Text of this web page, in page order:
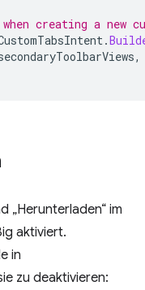
creating a new
.
,
„Herunterladen“ im
aktiviert.
in
zu deaktivieren: